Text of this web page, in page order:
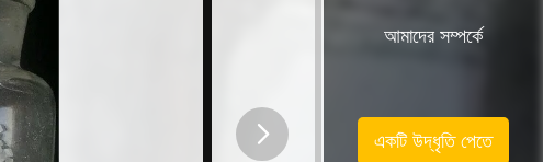
আমাদের সম্পর্কে
একটি উদ্ধৃতি পেতে